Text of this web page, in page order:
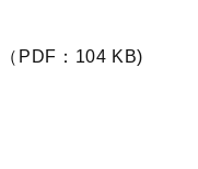
PDF：104 KB)